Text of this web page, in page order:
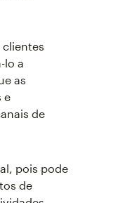
lo a
as
e
de
pois pode
de